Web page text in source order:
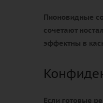
Пионовидные
сочетают
эффектны в
Если готовые